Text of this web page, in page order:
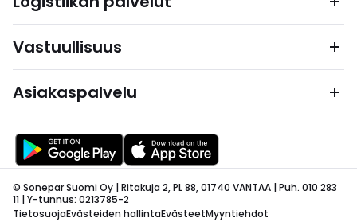
Vastuullisuus
Asiakaspalvelu
© Sonepar Suomi Oy | Ritakuja 2, PL 88, 01740 VANTAA | Puh. 010 283
11 | Y-tunnus: 0213785-2
TietosuojaEvästeiden hallintaEvästeetMyyntiehdot